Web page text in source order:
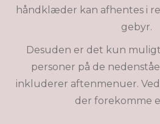
håndklæder kan afhentes i
gebyr.
Desuden er det kun
personer på de
inkluderer aftenmenuer.
der forekomme